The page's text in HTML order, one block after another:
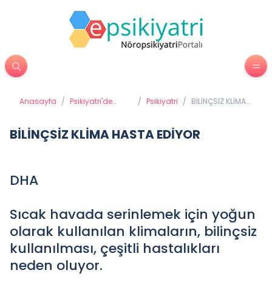
Anasayfa / Psikiyatri'de
/ Psikiyatri / BİLİNÇSİZ KLİMA
BİLİNÇSİZ KLİMA HASTA EDİYOR
DHA
Sıcak havada serinlemek için yoğun
olarak kullanılan klimaların, bilinçsiz
kullanılması, çeşitli hastalıkları
neden oluyor.